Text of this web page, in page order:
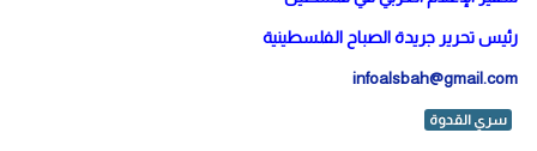
رئيس تحرير جريدة الصباح الفلسطينية
infoalsbah@gmail.com
سري القدوة